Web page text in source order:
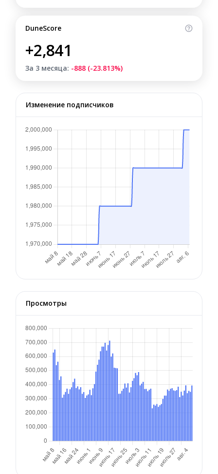
DuneScore
+2,841
За 3 месяца: -888 (-23.813%)
Изменение подписчиков
Просмотры